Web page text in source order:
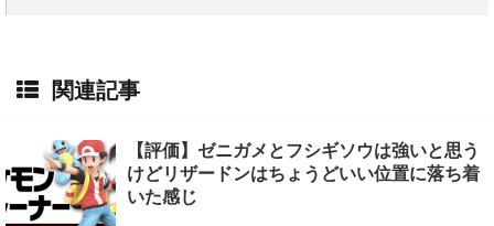
関連記事
【評価】ゼニガメとフシギソウは強いと思う
けどリザードンはちょうどいい位置に落ち着
いた感じ